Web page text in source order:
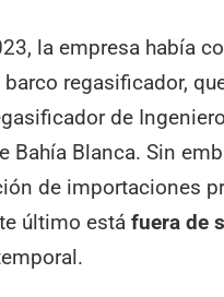
la empresa había
regasificador,
de
Bahía Blanca. Sin
de importaciones
último estáfuera de